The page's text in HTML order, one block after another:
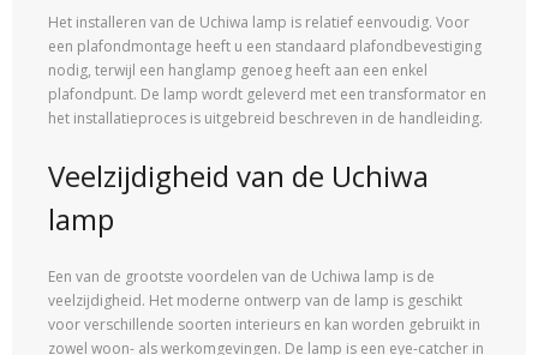
Het installeren van de Uchiwa lamp is relatief eenvoudig. Voor
een plafondmontage heeft u een standaard plafondbevestiging
nodig, terwijl een hanglamp genoeg heeft aan een enkel
plafondpunt. De lamp wordt geleverd met een transformator en
het installatieproces is uitgebreid beschreven in de handleiding.
Veelzijdigheid van de Uchiwa
lamp
Een van de grootste voordelen van de Uchiwa lamp is de
veelzijdigheid. Het moderne ontwerp van de lamp is geschikt
voor verschillende soorten interieurs en kan worden gebruikt in
zowel woon- als werkomgevingen. De lamp is een eye-catcher in